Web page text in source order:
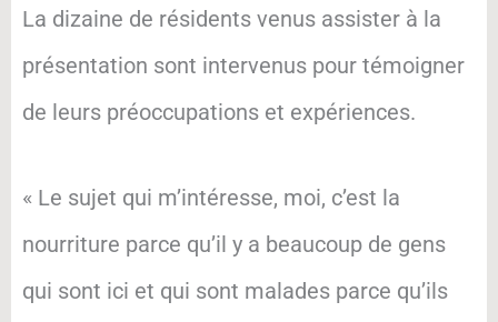
La dizaine de résidents venus assister à la
présentation sont intervenus pour témoigner
de leurs préoccupations et expériences.
« Le sujet qui m’intéresse, moi, c’est la
nourriture parce qu’il y a beaucoup de gens
qui sont ici et qui sont malades parce qu’ils